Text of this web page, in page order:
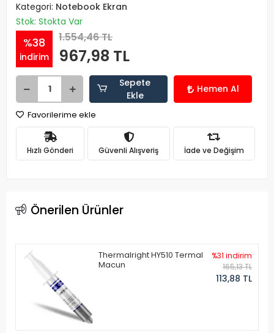
Kategori: Notebook Ekran
Stok: Stokta Var
%38
indirim
1.554,46 TL
967,98 TL
Sepete
Ekle
Hemen Al
Favorilerime ekle
Hızlı Gönderi Güvenli Alışveriş İade ve Değişim
Önerilen Ürünler
Thermalright HY510 Termal
Macun
%31 indirim
165,13 TL
113,88 TL